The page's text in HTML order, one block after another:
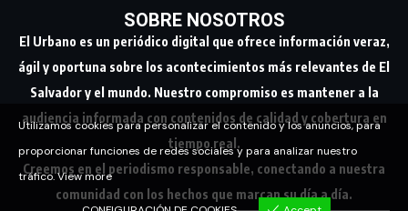
SOBRE NOSOTROS
El Urbano es un periódico digital que ofrece información veraz,
ágil y oportuna sobre los acontecimientos más relevantes de El
Salvador y el mundo. Nuestro compromiso es mantener a la
audiencia informada con contenidos de calidad y cobertura en
tiempo real.
Creemos en el periodismo responsable, conectando a nuestra
comunidad con los hechos que marcan su día a día.
Utilizamos cookies para personalizar el contenido y los anuncios, para
proporcionar funciones de redes sociales y para analizar nuestro
tráfico.View more